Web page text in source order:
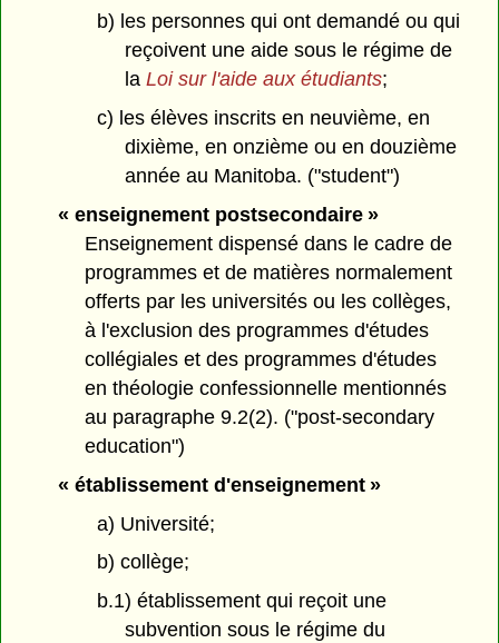
b) les personnes qui ont demandé ou qui
reçoivent une aide sous le régime de
la Loi sur l'aide aux étudiants;
c) les élèves inscrits en neuvième, en
dixième, en onzième ou en douzième
année au Manitoba. ("student")
« enseignement postsecondaire »
Enseignement dispensé dans le cadre de
programmes et de matières normalement
offerts par les universités ou les collèges,
à l'exclusion des programmes d'études
collégiales et des programmes d'études
en théologie confessionnelle mentionnés
au paragraphe 9.2(2). ("post-secondary
education")
« établissement d'enseignement »
a) Université;
b) collège;
b.1) établissement qui reçoit une
subvention sous le régime du